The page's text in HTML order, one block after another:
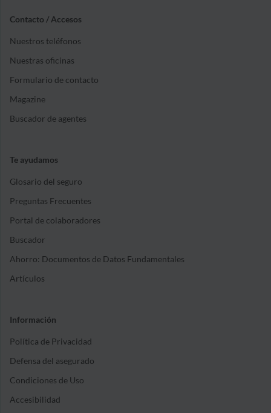
Contacto / Accesos
Nuestros teléfonos
Nuestras oficinas
Formulario de contacto
Magazine
Buscador de agentes
Te ayudamos
Glosario del seguro
Preguntas Frecuentes
Portal de colaboradores
Buscador
Ahorro: Documentos de Datos Fundamentales
Artículos
Información
Política de Privacidad
Defensa del asegurado
Condiciones de Uso
Accesibilidad